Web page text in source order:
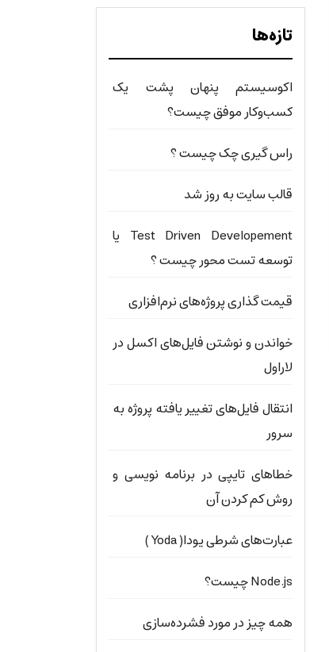
تازه‌ها
اکوسیستم پنهان پشت یک
کسب‌وکار موفق چیست؟
راس گیری چک چیست ؟
قالب سایت به روز شد
Test Driven Developement یا
توسعه تست محور چیست ؟
قیمت گذاری پروژه‌های نرم‌افزاری
خواندن و نوشتن فایل‌های اکسل در
لاراول
انتقال فایل‌های تغییر یافته پروژه به
سرور
خطاهای تایپی در برنامه نویسی و
روش کم کردن آن
عبارت‌های شرطی یودا( Yoda )
Node.js چیست؟
همه چیز در مورد فشرده‌سازی